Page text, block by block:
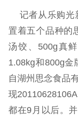
记者从乐购光
置着五个品种的
汤饺、500g真
1.08kg和800g金
自湖州思念食品
现
都在9月以后。